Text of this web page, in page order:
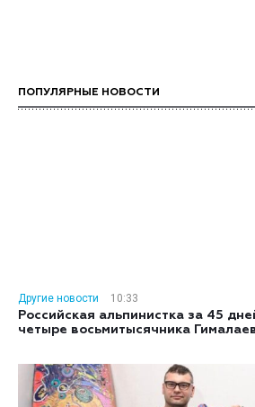
ПОПУЛЯРНЫЕ НОВОСТИ
Другие новости
10:33
Российская альпинистка за 45
четыре восьмитысячника